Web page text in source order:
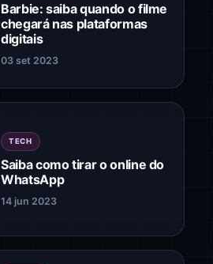
Barbie: saiba quando o filme
chegará nas plataformas
digitais
03 set 2023
TECH
Saiba como tirar o online do
WhatsApp
14 jun 2023